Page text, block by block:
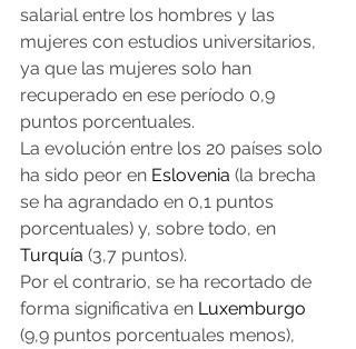
salarial entre los hombres y las
mujeres con estudios universitarios,
ya que las mujeres solo han
recuperado en ese período 0,9
puntos porcentuales.
La evolución entre los 20 países solo
ha sido peor en Eslovenia (la brecha
se ha agrandado en 0,1 puntos
porcentuales) y, sobre todo, en
Turquía (3,7 puntos).
Por el contrario, se ha recortado de
forma significativa en Luxemburgo
(9,9 puntos porcentuales menos),